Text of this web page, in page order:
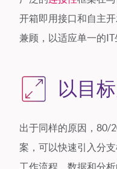
开箱即用接口和自主
兼顾，以适应单一的IT
以目
出于同样的原因，80/
案，可以快速引入分
工作流程、数据和分